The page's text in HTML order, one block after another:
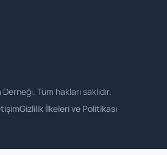
Derneği. Tüm hakları saklıdır.
Gizlilik İlkeleri ve Politikası